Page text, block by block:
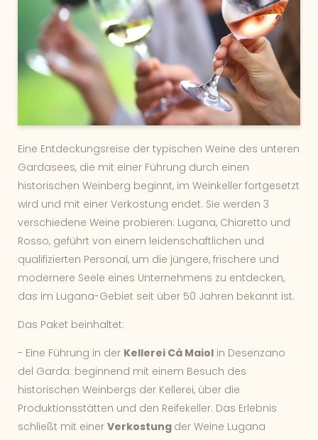
Eine Entdeckungsreise der typischen Weine des unteren
Gardasees, die mit einer Führung durch einen
historischen Weinberg beginnt, im Weinkeller fortgesetzt
wird und mit einer Verkostung endet. Sie werden 3
verschiedene Weine probieren: Lugana, Chiaretto und
Rosso, geführt von einem leidenschaftlichen und
qualifizierten Personal, um die jüngere, frischere und
modernere Seele eines Unternehmens zu entdecken,
das im Lugana-Gebiet seit über 50 Jahren bekannt ist.
Das Paket beinhaltet:
- Eine Führung in der Kellerei Cà Maiol in Desenzano
del Garda: beginnend mit einem Besuch des
historischen Weinbergs der Kellerei, über die
Produktionsstätten und den Reifekeller. Das Erlebnis
schließt mit einer Verkostung der Weine Lugana